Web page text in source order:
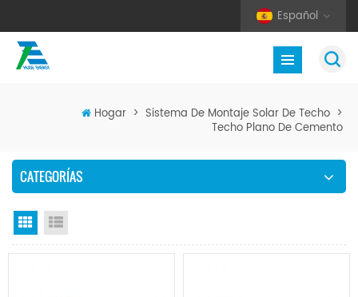
Español
Hogar > Sistema De Montaje Solar De Techo >
Techo Plano De Cemento
CATEGORÍAS
Vista en cuadrícula